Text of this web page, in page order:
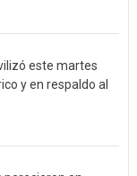
este martes
y en respaldo al